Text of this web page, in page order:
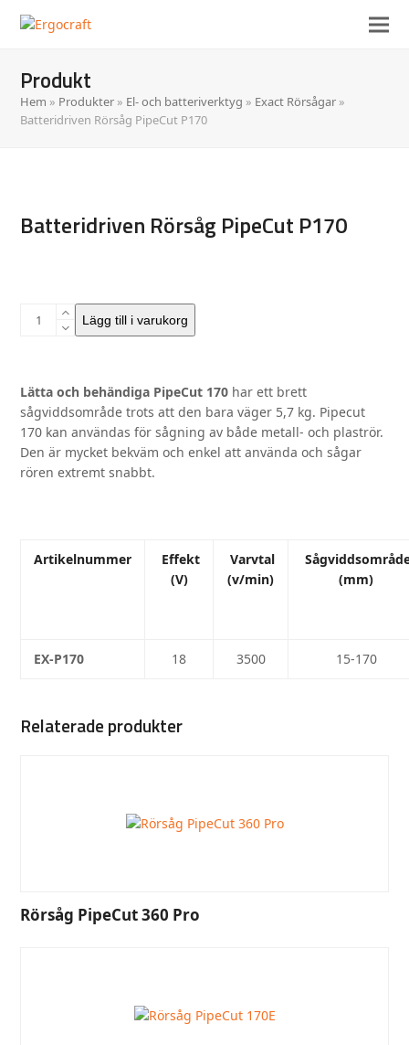
Produkt
Hem » Produkter » El- och batteriverktyg » Exact Rörsågar »
Batteridriven Rörsåg PipeCut P170
Batteridriven Rörsåg PipeCut P170
Batteridriven
Rörsåg
mängd
Lägg till i varukorg
Lätta och behändiga PipeCut 170 har ett brett
sågviddsområde trots att den bara väger 5,7 kg. Pipecut
170 kan användas för sågning av både metall- och plaströr.
Den är mycket bekväm och enkel att använda och sågar
rören extremt snabbt.
Artikelnummer
Effekt
(V)
Varvtal
(v/min)
(mm)
EX-P170 18 3500 15-170
Relaterade produkter
Rörsåg PipeCut 360 Pro